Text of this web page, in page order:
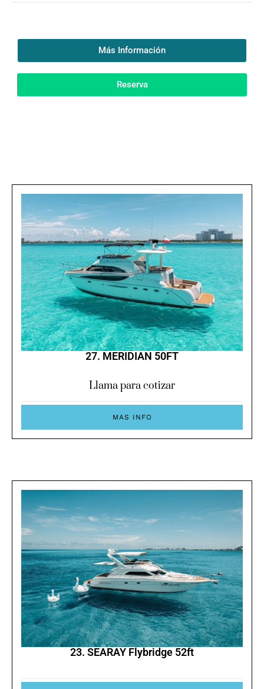
Más Información
Reserva
27. MERIDIAN 50FT
Llama para cotizar
MAS INFO
23. SEARAY Flybridge 52ft